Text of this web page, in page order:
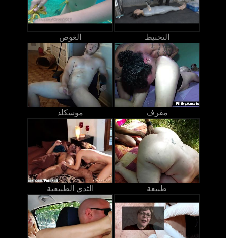
الغوص التحنيط
موسكلد مقرف
الثدي الطبيعية طبيعة